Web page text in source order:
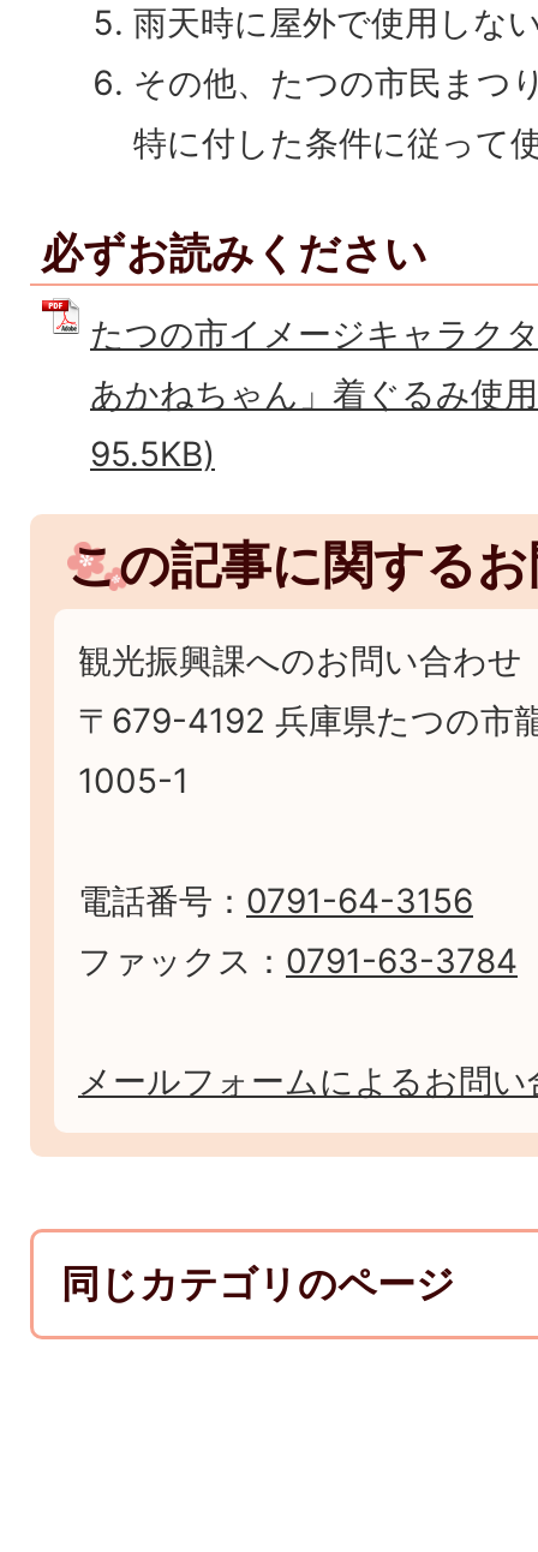
雨天時に屋外で使用しな
その他、たつの市民まつ
特に付した条件に従って
必ずお読みください
たつの市イメージキャラク
あかねちゃん」着ぐるみ使
95.5KB)
この記事に関する
観光振興課へのお問い合わせ
〒679-4192 兵庫県たつの市
1005-1
電話番号： 0791-64-3156
ファックス： 0791-63-3784
メールフォームによるお問い
同じカテゴリのページ